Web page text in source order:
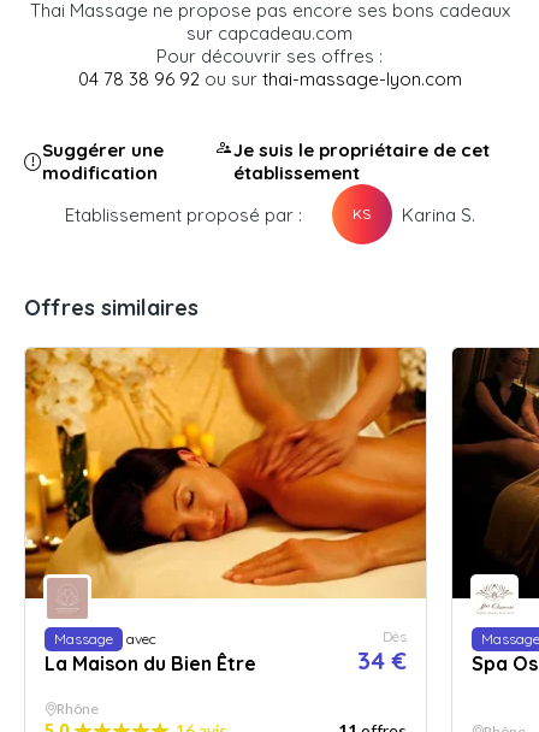
Thai Massage ne propose pas encore ses bons cadeaux
sur capcadeau.com
Pour découvrir ses offres :
04 78 38 96 92ou sur thai-massage-lyon.com
Suggérer une
modification
Je suis le propriétaire de cet
établissement
Etablissement proposé par :
KS Karina S.
Offres similaires
Massage avec
La Maison du Bien Être
Dès
34 €
Rhône
Massage
Spa